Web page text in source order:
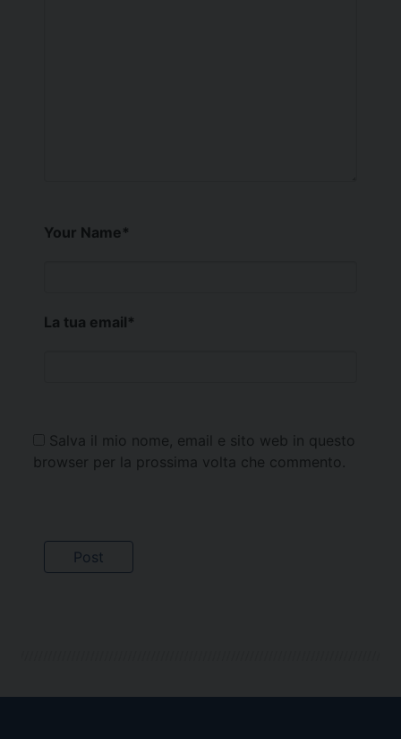
Your Name*
La tua email*
Salva il mio nome, email e sito web in questo
browser per la prossima volta che commento.